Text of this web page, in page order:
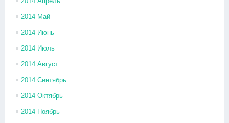
2014 Май
2014 Июнь
2014 Июль
2014 Август
2014 Сентябрь
2014 Октябрь
2014 Ноябрь